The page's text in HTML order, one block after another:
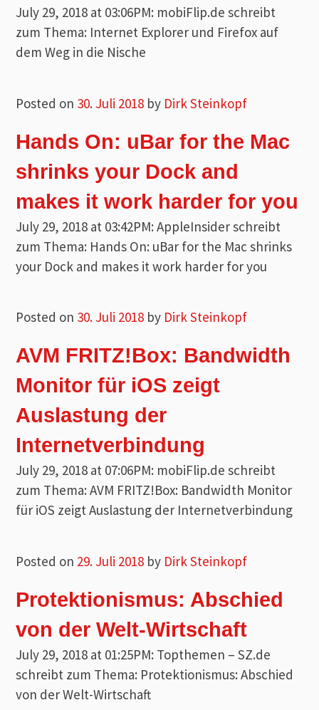
July 29, 2018 at 03:06PM: mobiFlip.de schreibt
zum Thema: Internet Explorer und Firefox auf
dem Weg in die Nische
Posted on 30. Juli 2018 by Dirk Steinkopf
Hands On: uBar for the Mac
shrinks your Dock and
makes it work harder for you
July 29, 2018 at 03:42PM: AppleInsider schreibt
zum Thema: Hands On: uBar for the Mac shrinks
your Dock and makes it work harder for you
Posted on 30. Juli 2018 by Dirk Steinkopf
AVM FRITZ!Box: Bandwidth
Monitor für iOS zeigt
Auslastung der
Internetverbindung
July 29, 2018 at 07:06PM: mobiFlip.de schreibt
zum Thema: AVM FRITZ!Box: Bandwidth Monitor
für iOS zeigt Auslastung der Internetverbindung
Posted on 29. Juli 2018 by Dirk Steinkopf
Protektionismus: Abschied
von der Welt-Wirtschaft
July 29, 2018 at 01:25PM: Topthemen – SZ.de
schreibt zum Thema: Protektionismus: Abschied
von der Welt-Wirtschaft